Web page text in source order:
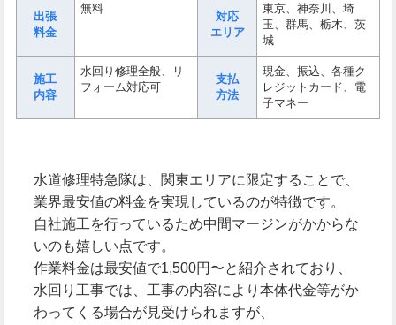
出張
料金
無料
対応
エリア
東京、神奈川、埼
玉、群馬、栃木、茨
城
施工
内容
水回り修理全般、リ
フォーム対応可
支払
方法
現金、振込、各種ク
レジットカード、電
子マネー
水道修理特急隊は、関東エリアに限定することで、
業界最安値の料金を実現しているのが特徴です。
自社施工を行っているため中間マージンがかからな
いのも嬉しい点です。
作業料金は最安値で1,500円〜と紹介されており、
水回り工事では、工事の内容により本体代金等がか
わってくる場合が見受けられますが、